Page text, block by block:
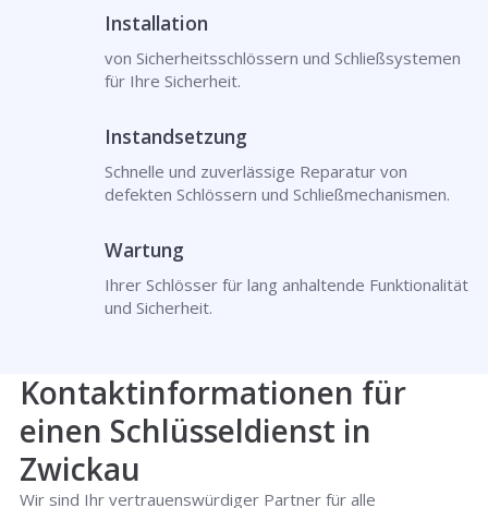
Installation
von Sicherheitsschlössern und Schließsystemen
für Ihre Sicherheit.
Instandsetzung
Schnelle und zuverlässige Reparatur von
defekten Schlössern und Schließmechanismen.
Wartung
Ihrer Schlösser für lang anhaltende Funktionalität
und Sicherheit.
Kontaktinformationen für
einen Schlüsseldienst in
Zwickau
Wir sind Ihr vertrauenswürdiger Partner für alle